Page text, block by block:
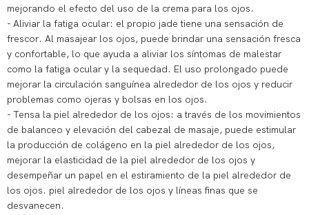
mejorando el efecto del uso de la crema para los ojos.
- Aliviar la fatiga ocular: el propio jade tiene una sensación de
frescor. Al masajear los ojos, puede brindar una sensación fresca
y confortable, lo que ayuda a aliviar los síntomas de malestar
como la fatiga ocular y la sequedad. El uso prolongado puede
mejorar la circulación sanguínea alrededor de los ojos y reducir
problemas como ojeras y bolsas en los ojos.
- Tensa la piel alrededor de los ojos: a través de los movimientos
de balanceo y elevación del cabezal de masaje, puede estimular
la producción de colágeno en la piel alrededor de los ojos,
mejorar la elasticidad de la piel alrededor de los ojos y
desempeñar un papel en el estiramiento de la piel alrededor de
los ojos. piel alrededor de los ojos y líneas finas que se
desvanecen.